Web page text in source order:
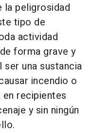
la peligrosidad
tipo de
actividad
forma grave y
una sustancia
incendio o
recipientes
y sin ningún